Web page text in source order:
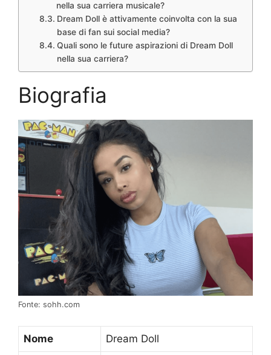
nella sua carriera musicale?
Dream Doll è attivamente coinvolta con la sua
base di fan sui social media?
Quali sono le future aspirazioni di Dream Doll
nella sua carriera?
Biografia
Fonte: sohh.com
Nome Dream Doll